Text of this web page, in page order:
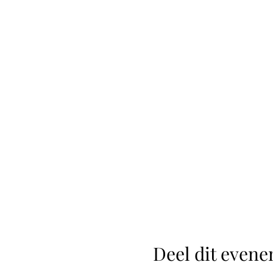
Deel dit